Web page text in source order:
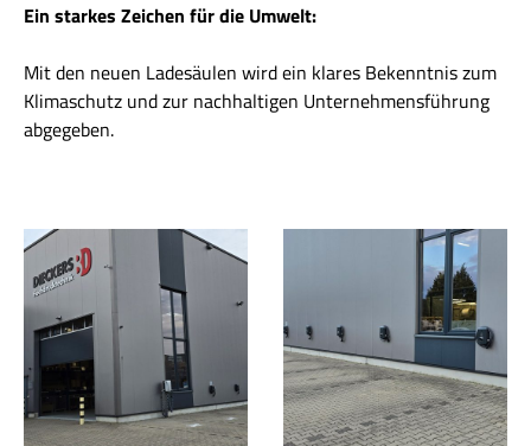
Ein starkes Zeichen für die Umwelt:
Mit den neuen Ladesäulen wird ein klares Bekenntnis zum
Klimaschutz und zur nachhaltigen Unternehmensführung
abgegeben.